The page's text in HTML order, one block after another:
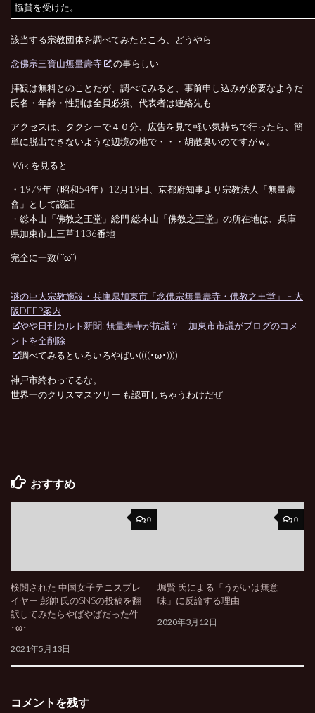
協賛を受けた。
該当する宗教団体を調べてみたところ、どうやら
念佛宗三寶山無量壽寺 の事らしい
拝観は無料とのことだが、調べてみると、事前申し込みが必要なようだ
氏名・年齢・性別は全員必須、代表者は連絡先も
アクセスは、タクシーで４０分、広告を見て軽い気持ちで行ったら、簡
単に脱出できないような辺境の地で・・・胡散臭いのですがｗ。
Wikiを見ると
・1979年（昭和54年）12月19日、京都府知事より宗教法人「無量壽
會」として認証
・総本山「佛教之王堂」総門 総本山「佛教之王堂」の所在地は、兵庫
県加東市上三草1136番地
完全に一致( ˘ω˘)
謎の巨大宗教施設・兵庫県加東市「念佛宗無量壽寺・佛教之王堂」 – 大
阪DEEP案内
やや日刊カルト新聞: 無量寿寺が抗議？ 加東市市議がブログのコメ
ントを全削除
調べてみるといろいろやばい((((･ω･))))
神戸市終わってるな。
世界一のクリスマスツリー も認可しちゃうわけだぜ
おすすめ
0
検閲された 中国女子テニスプレ
イヤー 彭帥 氏のSNSの投稿を翻
訳してみたらやばやばだった件
･ω･
2021年5月13日
0
堀賢 氏による「うがいは無意
味」に反論する理由
2020年3月12日
コメントを残す